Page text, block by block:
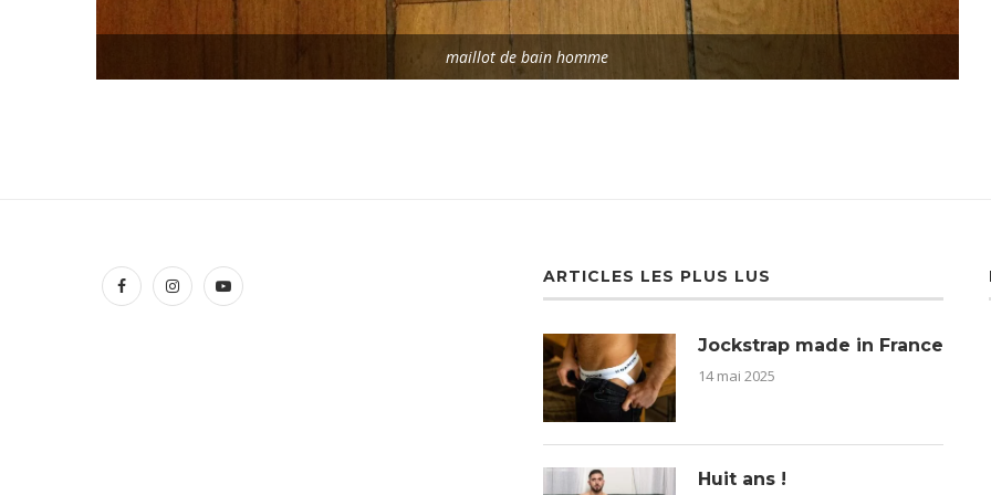
maillot de bain homme
ARTICLES LES PLUS LUS
Jockstrap made in France
14 mai 2025
Huit ans !